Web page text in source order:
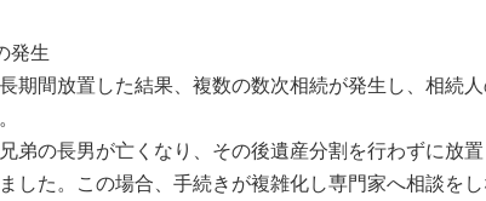
発生
期間放置した結果、複数の数次相続が発生し、相続
弟の長男が亡くなり、その後遺産分割を行わずに放
した。この場合、手続きが複雑化し専門家へ相談を